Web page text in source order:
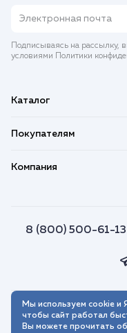
Подписываясь на рассылку,
условиями Политики
Каталог
Покупателям
Компания
8 (800) 500-61-13
© 2018–2026.
Мы используем cookie и
чтобы сайт работал
Вы можете прочитать